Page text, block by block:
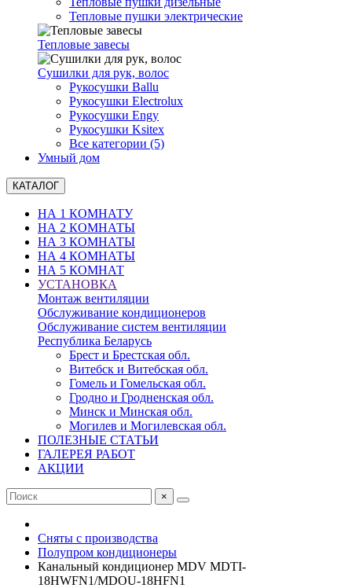
Тепловые пушки электрические
Тепловые завесы
Сушилки для рук, волоc
Рукосушки Ballu
Рукосушки Electrolux
Рукосушки Engy
Рукосушки Ksitex
Все категории (5)
Умный дом
КАТАЛОГ
НА 1 КОМНАТУ
НА 2 КОМНАТЫ
НА 3 КОМНАТЫ
НА 4 КОМНАТЫ
НА 5 КОМНАТ
УСТАНОВКА
Монтаж вентиляции
Обслуживание кондиционеров
Обслуживание систем вентиляции
Республика Беларусь
Брест и Брестская обл.
Витебск и Витебская обл.
Гомель и Гомельская обл.
Гродно и Гродненская обл.
Минск и Минская обл.
Могилев и Могилевская обл.
ПОЛЕЗНЫЕ СТАТЬИ
ГАЛЕРЕЯ РАБОТ
АКЦИИ
×
Сняты с производства
Полупром кондиционеры
Канальный кондиционер MDV MDTI-
18HWFN1/MDOU-18HFN1